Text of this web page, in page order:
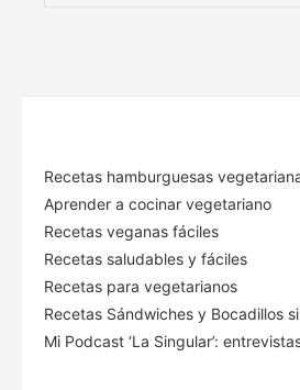
Recetas hamburguesas
Aprender a cocinar vegetariano
Recetas veganas fáciles
Recetas saludables y fáciles
Recetas para vegetarianos
Recetas Sándwiches y Bocadillos
Mi Podcast ‘La Singular’: